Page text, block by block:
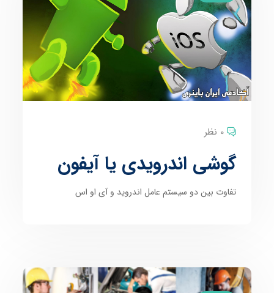
0 نظر
گوشی اندرویدی یا آیفون
تفاوت بین دو سیستم عامل اندروید و آی او اس